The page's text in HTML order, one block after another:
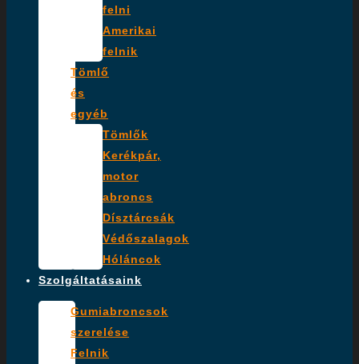
felni
Amerikai
felnik
Tömlő
és
egyéb
Tömlők
Kerékpár,
motor
abroncs
Dísztárcsák
Védőszalagok
Hóláncok
Szolgáltatásaink
Gumiabroncsok
szerelése
Felnik